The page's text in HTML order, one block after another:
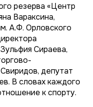
резерва «Центр
Вараксина,
А.Ф. Орловского
Сираева,
депутат
В словах каждого
к спорту.